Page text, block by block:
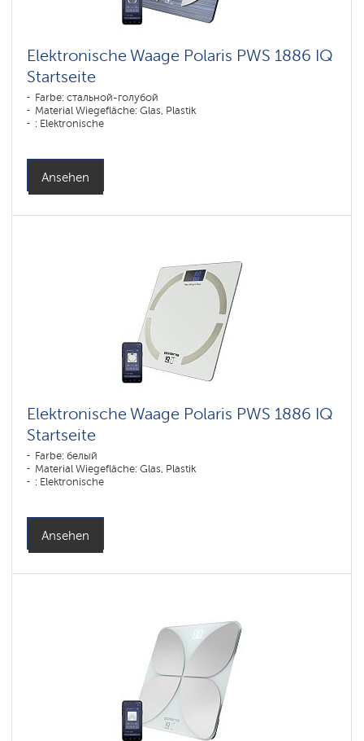
Elektronische Waage Polaris PWS 1886 IQ
Startseite
Farbe: cтальной-голубой
Material Wiegefläche: Glas, Plastik
: Elektronische
Ansehen
Elektronische Waage Polaris PWS 1886 IQ
Startseite
Farbe: белый
Material Wiegefläche: Glas, Plastik
: Elektronische
Ansehen